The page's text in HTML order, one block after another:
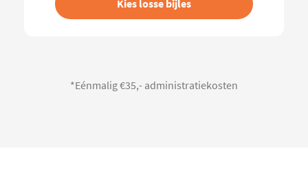
Kies losse bijles
*Eénmalig €35,- administratiekosten